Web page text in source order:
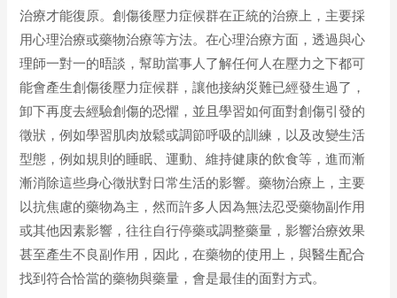
治療才能復原。創傷後壓力症候群在正統的治療上，主要採
用心理治療或藥物治療等方法。在心理治療方面，透過與心
理師一對一的晤談，幫助當事人了解任何人在壓力之下都可
能會產生創傷後壓力症候群，讓他接納災難已經發生過了，
卸下再度去經驗創傷的恐懼，並且學習如何面對創傷引發的
徵狀，例如學習肌肉放鬆或調節呼吸的訓練，以及改變生活
型態，例如規則的睡眠、運動、維持健康的飲食等，進而漸
漸消除這些身心徵狀對日常生活的影響。藥物治療上，主要
以抗焦慮的藥物為主，然而許多人因為無法忍受藥物副作用
或其他因素影響，往往自行停藥或調整藥量，影響治療效果
甚至產生不良副作用，因此，在藥物的使用上，與醫生配合
找到符合恰當的藥物與藥量，會是最佳的面對方式。